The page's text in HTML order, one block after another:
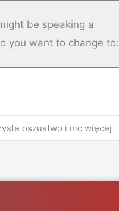
be speaking a
you want to change to:
oszustwo i nic więcej